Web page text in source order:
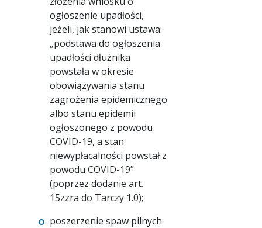
ogłoszenie upadłości,
jeżeli, jak stanowi ustawa:
„podstawa do ogłoszenia
upadłości dłużnika
powstała w okresie
obowiązywania stanu
zagrożenia epidemicznego
albo stanu epidemii
ogłoszonego z powodu
COVID-19, a stan
niewypłacalności powstał z
powodu COVID-19”
(poprzez dodanie art.
15zzra do Tarczy 1.0);
poszerzenie spaw pilnych